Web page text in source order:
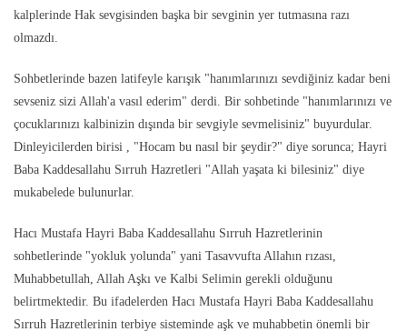
kalplerinde Hak sevgisinden başka bir sevginin yer tutmasına razı
olmazdı.
Sohbetlerinde bazen latifeyle karışık "hanımlarınızı sevdiğiniz kadar beni
sevseniz sizi Allah'a vasıl ederim" derdi. Bir sohbetinde "hanımlarınızı ve
çocuklarınızı kalbinizin dışında bir sevgiyle sevmelisiniz" buyurdular.
Dinleyicilerden birisi , "Hocam bu nasıl bir şeydir?" diye sorunca; Hayri
Baba Kaddesallahu Sırruh Hazretleri "Allah yaşata ki bilesiniz" diye
mukabelede bulunurlar.
Hacı Mustafa Hayri Baba Kaddesallahu Sırruh Hazretlerinin
sohbetlerinde "yokluk yolunda" yani Tasavvufta Allahın rızası,
Muhabbetullah, Allah Aşkı ve Kalbi Selimin gerekli olduğunu
belirtmektedir. Bu ifadelerden Hacı Mustafa Hayri Baba Kaddesallahu
Sırruh Hazretlerinin terbiye sisteminde aşk ve muhabbetin önemli bir